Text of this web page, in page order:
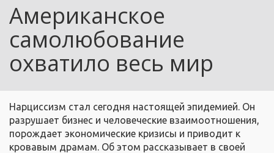
Американское
самолюбование
охватило весь мир
Нарциссизм стал сегодня настоящей эпидемией. Он
разрушает бизнес и человеческие взаимоотношения,
порождает экономические кризисы и приводит к
кровавым драмам. Об этом рассказывает в своей